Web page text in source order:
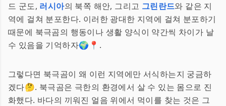
드 군도, 러시아의 북쪽 해안, 그리고 그린란드와 같은 지
역에 걸쳐 분포한다. 이러한 광대한 지역에 걸쳐 분포하기
때문에 북극곰의 행동이나 생활 양식이 약간씩 차이가 날
수 있음을 기억하자🌍📍.
그렇다면 북극곰이 왜 이런 지역에만 서식하는지 궁금하
겠다🤔. 북극곰은 극한의 환경에서 살 수 있는 몸으로 진
화했다. 바다의 끼워진 얼음 위에서 먹이를 찾는 것은 그